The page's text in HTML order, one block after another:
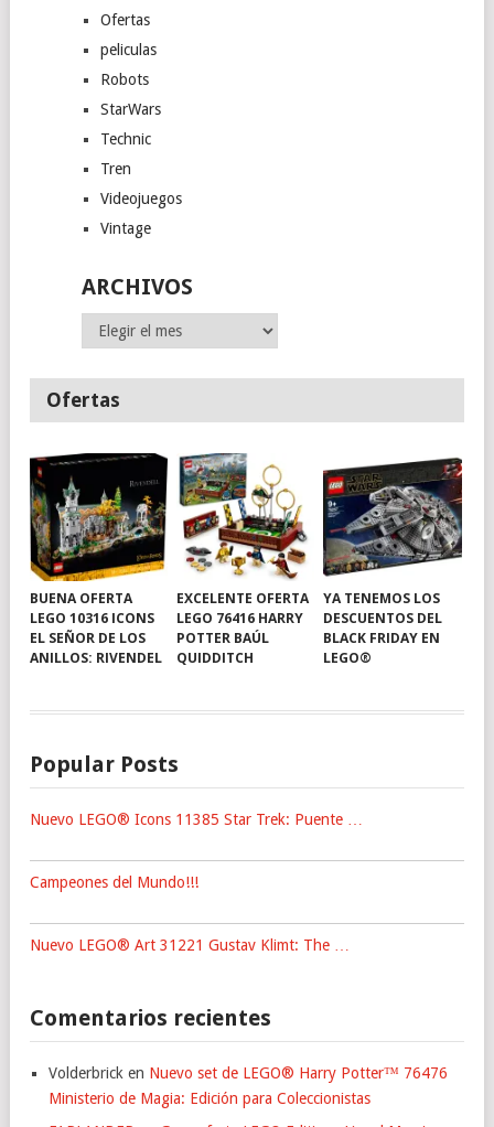
Ofertas
peliculas
Robots
StarWars
Technic
Tren
Videojuegos
Vintage
ARCHIVOS
Archivos
Ofertas
BUENA OFERTA
LEGO 10316 ICONS
EL SEÑOR DE LOS
ANILLOS: RIVENDEL
EXCELENTE OFERTA
LEGO 76416 HARRY
POTTER BAÚL
QUIDDITCH
YA TENEMOS LOS
DESCUENTOS DEL
BLACK FRIDAY EN
LEGO®
Popular Posts
Nuevo LEGO® Icons 11385 Star Trek: Puente …
Campeones del Mundo!!!
Nuevo LEGO® Art 31221 Gustav Klimt: The …
Comentarios recientes
Volderbrick en Nuevo set de LEGO® Harry Potter™ 76476
Ministerio de Magia: Edición para Coleccionistas